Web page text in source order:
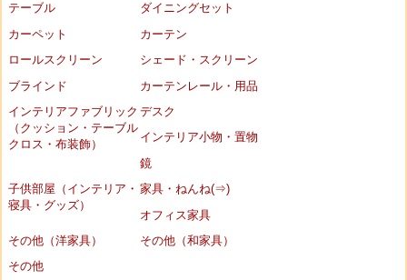
テーブル
ダイニングセット
カーペット
カーテン
ロールスクリーン
シェード・スクリーン
ブラインド
カーテンレール・用品
インテリアファブリック
（クッション・テーブル
クロス・布装飾）
デスク
インテリア小物・置物
鏡
子供部屋（インテリア・
寝具・グッズ）
家具・ねんね(⇒)
オフィス家具
その他（洋家具）
その他（和家具）
その他